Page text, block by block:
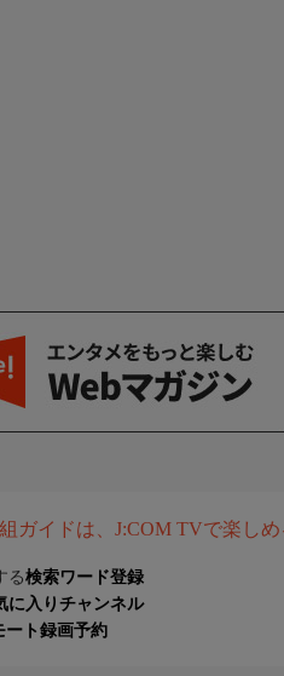
ガイドは、J:COM TVで楽し
る検索ワード登録
に入りチャンネル
ート録画予約